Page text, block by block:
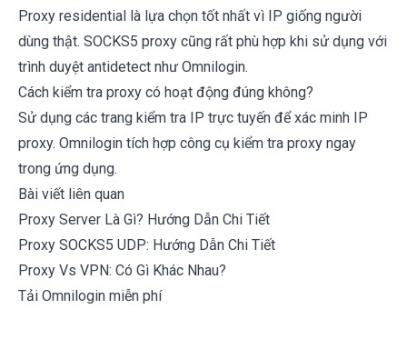
Proxy residential là lựa chọn tốt nhất vì IP giống người
dùng thật. SOCKS5 proxy cũng rất phù hợp khi sử dụng với
trình duyệt antidetect như Omnilogin.
Cách kiểm tra proxy có hoạt động đúng không?
Sử dụng các trang kiểm tra IP trực tuyến để xác minh IP
proxy. Omnilogin tích hợp công cụ kiểm tra proxy ngay
trong ứng dụng.
Bài viết liên quan
Proxy Server Là Gì? Hướng Dẫn Chi Tiết
Proxy SOCKS5 UDP: Hướng Dẫn Chi Tiết
Proxy Vs VPN: Có Gì Khác Nhau?
Tải Omnilogin miễn phí